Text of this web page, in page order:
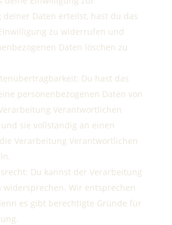
deiner Daten erteilst, hast du das
zu widerrufen und
Daten löschen zu
Du hast das
personenbezogenen Daten von
Verantwortlichen
sie vollständig an einen
Verarbeitung Verantwortlichen
Du kannst der Verarbeitung
widersprechen. Wir entsprechen
es gibt berechtigte Gründe für